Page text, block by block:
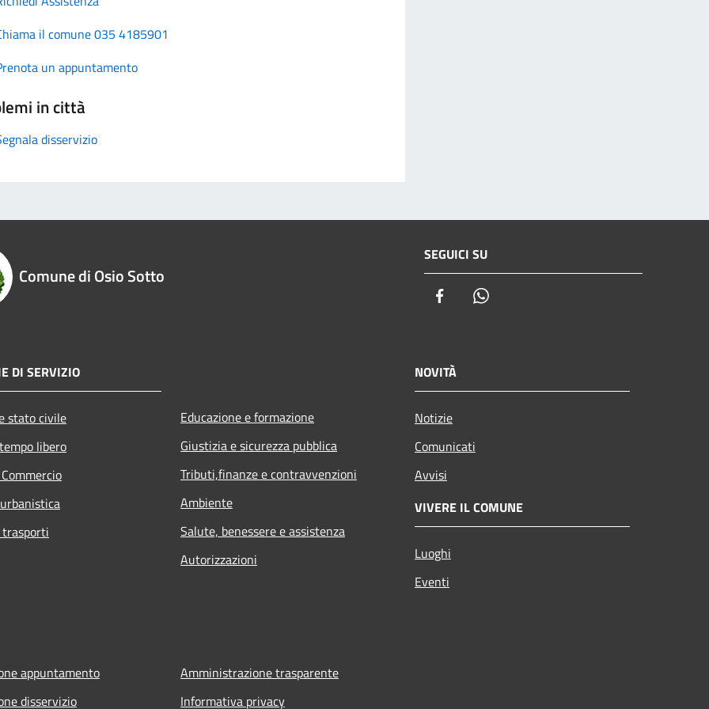
il comune 035 4185901
un appuntamento
in città
disservizio
Comune di Osio Sotto
SEGUICI SU
Facebook
DI SERVIZIO
stato civile
libero
Educazione e formazione
Giustizia e sicurezza pubblica
Tributi,finanze e contravvenzioni
Ambiente
Salute, benessere e assistenza
Autorizzazioni
NOVITÀ
Notizie
Comunicati
Avvisi
VIVERE IL COMUNE
Luoghi
Eventi
appuntamento
disservizio
Amministrazione trasparente
Informativa privacy